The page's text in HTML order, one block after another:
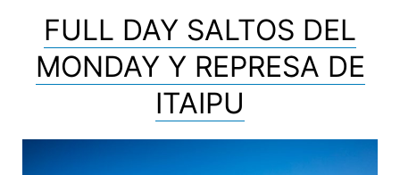
FULL DAY SALTOS DEL
MONDAY Y REPRESA DE
ITAIPU